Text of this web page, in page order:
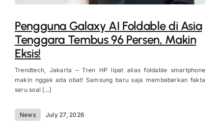
Pengguna Galaxy AI Foldable di Asia
Tenggara Tembus 96 Persen, Makin
Eksis!
Trendtech, Jakarta – Tren HP lipat alias foldable smartphone
makin nggak ada obat! Samsung baru saja membeberkan fakta
seru soal [...]
News July 27, 2026